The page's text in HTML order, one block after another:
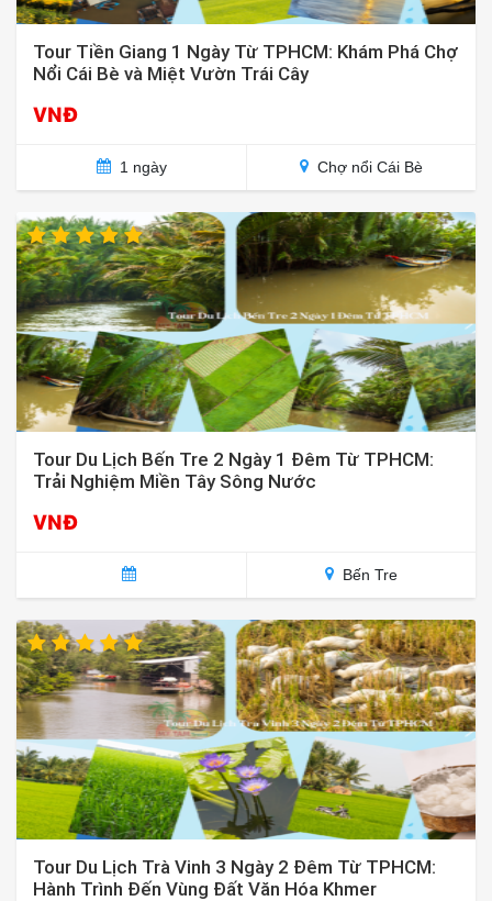
Tour Tiền Giang 1 Ngày Từ TPHCM: Khám Phá Chợ
Nổi Cái Bè và Miệt Vườn Trái Cây
VNĐ
1 ngày Chợ nổi Cái Bè
Tour Du Lịch Bến Tre 2 Ngày 1 Đêm Từ TPHCM:
Trải Nghiệm Miền Tây Sông Nước
VNĐ
Bến Tre
Tour Du Lịch Trà Vinh 3 Ngày 2 Đêm Từ TPHCM:
Hành Trình Đến Vùng Đất Văn Hóa Khmer